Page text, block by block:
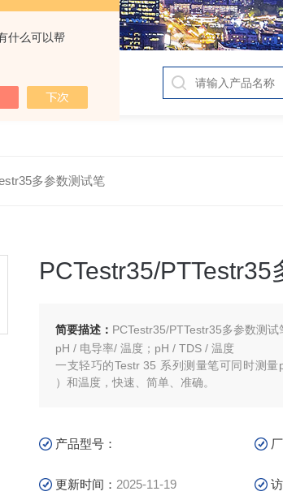
什么可以帮
多参数测试笔
PCTestr35/PTTestr35
简要描述： PCTestr35/PTTestr35多参数测试
pH / 电导率/ 温度；pH / TDS / 温度
一支轻巧的Testr 35 系列测量笔可同时测
）和温度，快速、简单、准确。
产品型号：
更新时间： 2025-11-19